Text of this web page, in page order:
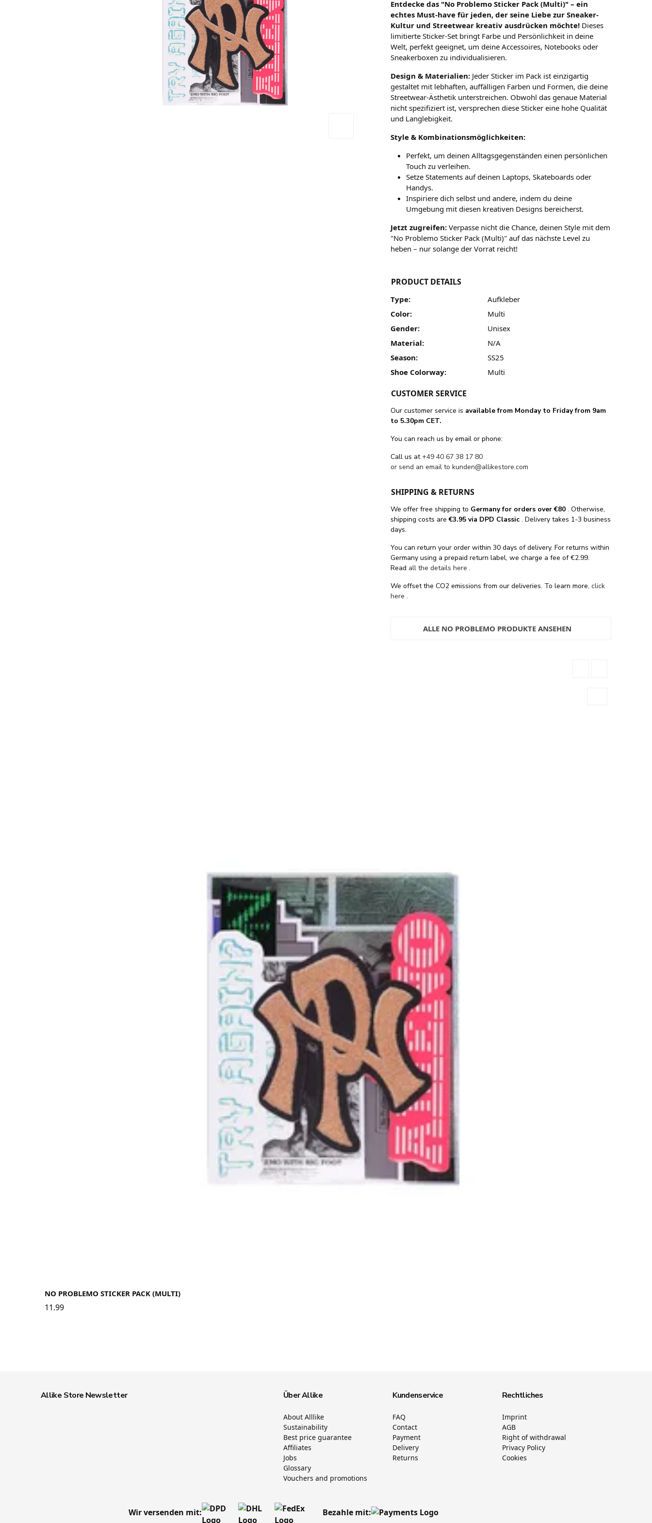
Entdecke das "No Problemo Sticker Pack (Multi)" – ein
echtes Must-have für jeden, der seine Liebe zur Sneaker-
Kultur und Streetwear kreativ ausdrücken möchte! Dieses
limitierte Sticker-Set bringt Farbe und Persönlichkeit in deine
Welt, perfekt geeignet, um deine Accessoires, Notebooks oder
Sneakerboxen zu individualisieren.
Design & Materialien: Jeder Sticker im Pack ist einzigartig
gestaltet mit lebhaften, auffälligen Farben und Formen, die deine
Streetwear-Ästhetik unterstreichen. Obwohl das genaue Material
nicht spezifiziert ist, versprechen diese Sticker eine hohe Qualität
und Langlebigkeit.
Style & Kombinationsmöglichkeiten:
Perfekt, um deinen Alltagsgegenständen einen persönlichen
Touch zu verleihen.
Setze Statements auf deinen Laptops, Skateboards oder
Handys.
Inspiriere dich selbst und andere, indem du deine
Umgebung mit diesen kreativen Designs bereicherst.
Jetzt zugreifen: Verpasse nicht die Chance, deinen Style mit dem
"No Problemo Sticker Pack (Multi)" auf das nächste Level zu
heben – nur solange der Vorrat reicht!
PRODUCT DETAILS
Type:
Aufkleber
Color:
Multi
Gender:
Unisex
Material:
N/A
Season:
SS25
Shoe Colorway:
Multi
CUSTOMER SERVICE
Our customer service is available from Monday to Friday from 9am
to 5.30pm CET.
You can reach us by email or phone:
Call us at+49 40 67 38 17 80
or send an email tokunden@allikestore.com
SHIPPING & RETURNS
We offer free shippingto Germany for orders over €80 . Otherwise,
shipping costs are€3.95 via DPD Classic . Delivery takes 1-3 business
days.
You can return your order within 30 days of delivery. For returns within
Germany using a prepaid return label, we charge a fee of €2.99.
Read all the details here .
We offset the CO2 emissions from our deliveries. To learn more,click
here .
ALLE NO PROBLEMO PRODUKTE ANSEHEN
NO PROBLEMO STICKER PACK (MULTI)
11.99
Allike Store Newsletter Über Allike
About Alllike
Sustainability
Best price guarantee
Affiliates
Jobs
Glossary
Vouchers and promotions
Kundenservice
FAQ
Contact
Payment
Delivery
Returns
Rechtliches
Imprint
AGB
Right of withdrawal
Privacy Policy
Cookies
Wir versenden mit: Bezahle mit: